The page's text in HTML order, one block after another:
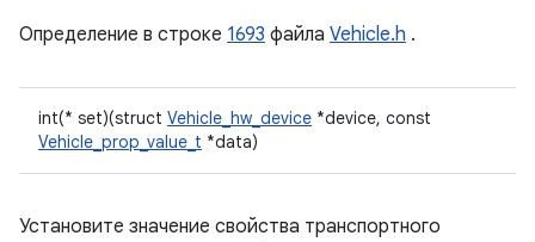
Определение в строке 1693 файла Vehicle.h .
int(* set)(struct Vehicle_hw_device *device, const
Vehicle_prop_value_t *data)
Установите значение свойства транспортного